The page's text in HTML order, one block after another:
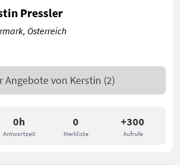
0h
Antwortzeit
0
Merkliste
+300
Aufrufe
Pressler
Österreich
Angebote von Kerstin (2)